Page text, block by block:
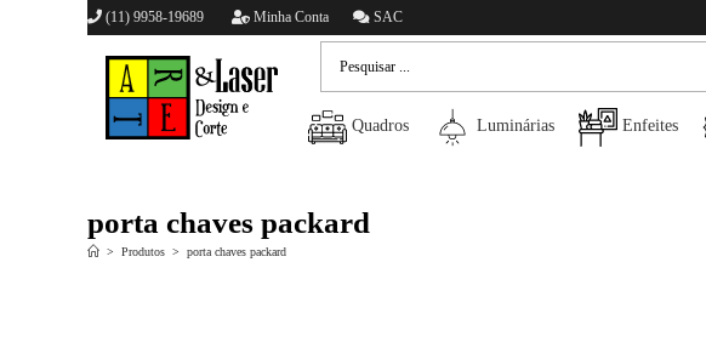
(11) 9958-19689 Minha Conta SAC
Quadros Luminárias Enfeites
porta chaves packard
> Produtos > porta chaves packard